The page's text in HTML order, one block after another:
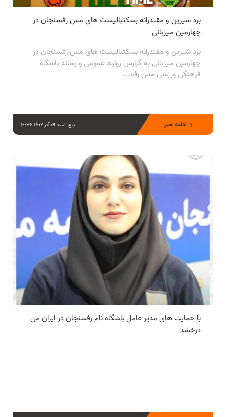
برد شیرین و مقتدرانه بسکتبالیست های مس رفسنجان در
چهارمین میزبانی
برد شیرین و مقتدرانه بسکتبالیست های مس رفسنجان در
چهارمین میزبانی به گزارش روابط عمومی و رسانه باشگاه
فرهنگی ورزشی مس رف...
پنج شنبه 09 آذر 1402 16:36 ادامه خبر
با حمایت های مدیر عامل باشگاه نام رفسنجان در ایران می
درخشد